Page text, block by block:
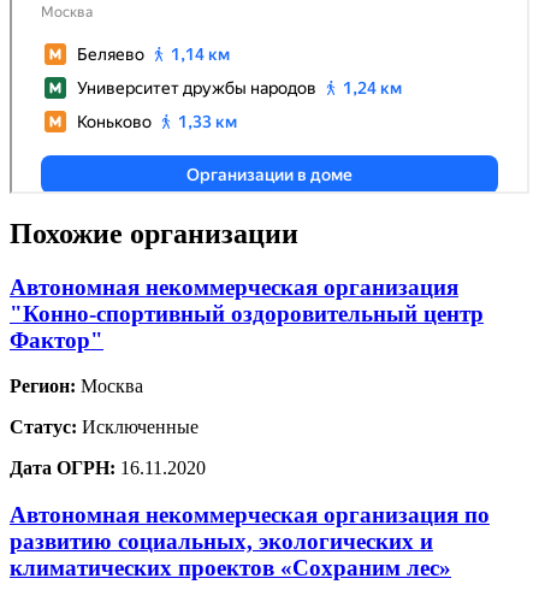
Похожие организации
Автономная некоммерческая организация
"Конно-спортивный оздоровительный центр
Фактор"
Регион: Москва
Статус: Исключенные
Дата ОГРН: 16.11.2020
Автономная некоммерческая организация по
развитию социальных, экологических и
климатических проектов «Сохраним лес»